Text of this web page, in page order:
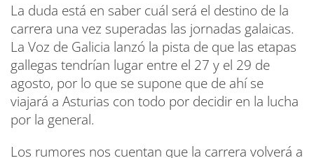
La duda está en saber cuál será el destino de la
carrera una vez superadas las jornadas galaicas.
La Voz de Galicia lanzó la pista de que las etapas
gallegas tendrían lugar entre el 27 y el 29 de
agosto, por lo que se supone que de ahí se
viajará a Asturias con todo por decidir en la lucha
por la general.
Los rumores nos cuentan que la carrera volverá a